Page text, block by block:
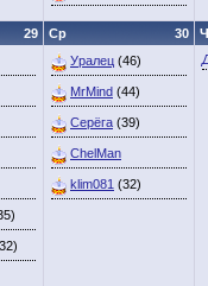
29 30
Ср
Уралец (46)
MrMind (44)
Серёга (39)
ChelMan
klim081 (32)